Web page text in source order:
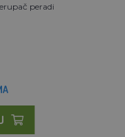
peradi